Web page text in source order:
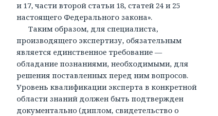
и 17, части второй статьи 18, статей 24 и 25
настоящего Федерального закона».
Таким образом, для специалиста,
производящего экспертизу, обязательным
является единственное требование —
обладание познаниями, необходимыми, для
решения поставленных перед ним вопросов.
Уровень квалификации эксперта в конкретной
области знаний должен быть подтвержден
документально (диплом, свидетельство о